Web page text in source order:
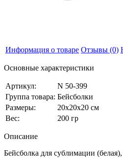
Информация о товаре Отзывы (0)
Основные характеристики
Артикул:
N 50-399
Группа товара: Бейсболки
Размеры:
20x20x20 см
Вес:
200 гр
Описание
Бейсболка для сублимации